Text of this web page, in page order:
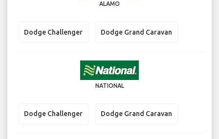
ALAMO
Dodge Challenger Dodge Grand Caravan
NATIONAL
Dodge Challenger Dodge Grand Caravan